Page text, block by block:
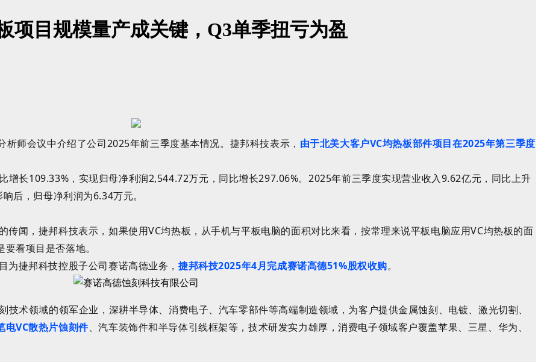
项目规模量产成关键，Q3单季扭亏为盈
析师会议中介绍了公司2025年前三季度基本情况。捷邦科技表示， 由于北美大客户VC均热板部件项目在2025年第三季度
增长109.33%，实现归母净利润2,544.72万元，同比增长297.06%。2025年前三季度实现营业收入9.62亿元，同比上升
后，归母净利润为6.34万元。
传闻，捷邦科技表示， 如果使用VC均热板，从手机与平板电脑的面积对比来看，按常理来说平板电脑应用VC均热板的面
看项目是否落地。
为捷邦科技控股子公司赛诺高德业务，捷邦科技2025年4月完成赛诺高德51%股权收购。
术领域的领军企业，深耕半导体、消费电子、汽车零部件等高端制造领域，为客户提供金属蚀刻、电镀、激光切割、
电VC散热片蚀刻件、汽车装饰件和半导体引线框架等，技术研发实力雄厚，消费电子领域客户覆盖苹果、三星、华为、